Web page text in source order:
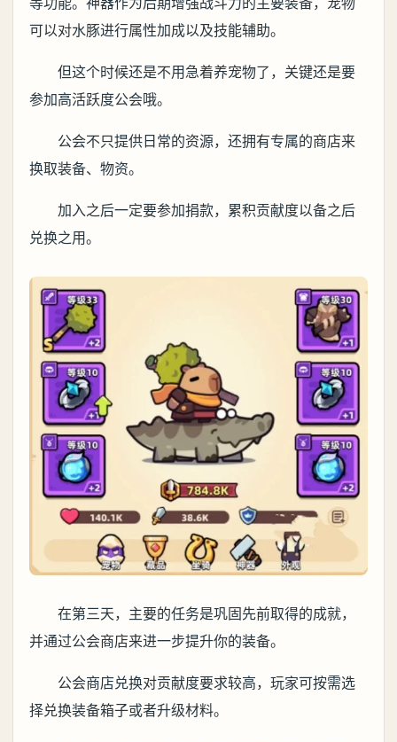
可以对水豚进行属性加成以及技能辅助。
但这个时候还是不用急着养宠物了，关键还是要
参加高活跃度公会哦。
公会不只提供日常的资源，还拥有专属的商店来
换取装备、物资。
加入之后一定要参加捐款，累积贡献度以备之后
兑换之用。
在第三天，主要的任务是巩固先前取得的成就，
并通过公会商店来进一步提升你的装备。
公会商店兑换对贡献度要求较高，玩家可按需选
择兑换装备箱子或者升级材料。